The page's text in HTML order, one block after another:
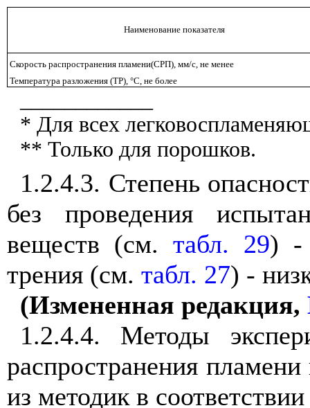
Наименование показателя
Скорость распространения пламени(СРП),мм/с, не менее
Температура разложения (ТР), °С, не более
* Для всех
** Только для порошков.
1.2.4.3. Степень
без проведения
веществ (см. табл. 29) -
трения (см. табл. 27) -
(Измененная редакция,
1.2.4.4. Методы
распространения
из методик в